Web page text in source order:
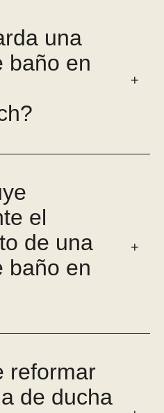
una
baño en
el
de una
baño en
reformar
de ducha